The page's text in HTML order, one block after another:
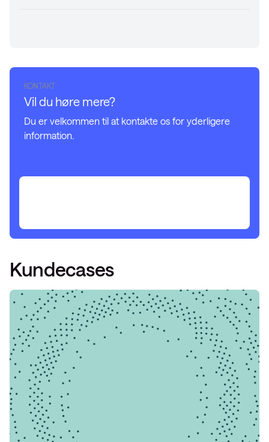
KONTAKT
Vil du høre mere?
Du er velkommen til at kontakte os for yderligere
information.
Kundecases